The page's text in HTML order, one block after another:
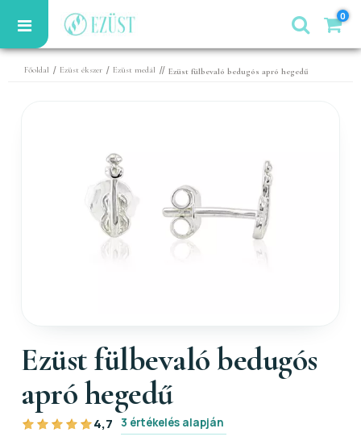
0
Főoldal / Ezüst ékszer / Ezüst medál // Ezüst fülbevaló bedugós apró hegedű
Ezüst fülbevaló bedugós
apró hegedű
4,7 3 értékelés alapján